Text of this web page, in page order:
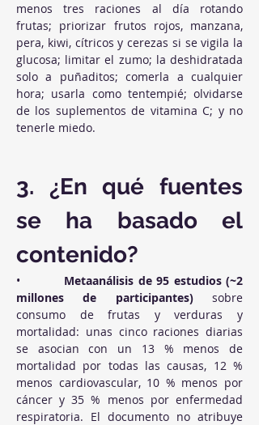
menos tres raciones al día rotando
frutas; priorizar frutos rojos, manzana,
pera, kiwi, cítricos y cerezas si se vigila la
glucosa; limitar el zumo; la deshidratada
solo a puñaditos; comerla a cualquier
hora; usarla como tentempié; olvidarse
de los suplementos de vitamina C; y no
tenerle miedo.
3. ¿En qué fuentes
se ha basado el
contenido?
• Metaanálisis de 95 estudios (~2
millones de participantes) sobre
consumo de frutas y verduras y
mortalidad: unas cinco raciones diarias
se asocian con un 13 % menos de
mortalidad por todas las causas, 12 %
menos cardiovascular, 10 % menos por
cáncer y 35 % menos por enfermedad
respiratoria. El documento no atribuye